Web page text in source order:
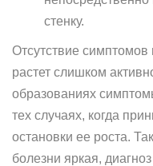
стенку.
Отсутствие
растет слишком
образованиях
тех случаях, когда
остановки ее роста.
болезни яркая,